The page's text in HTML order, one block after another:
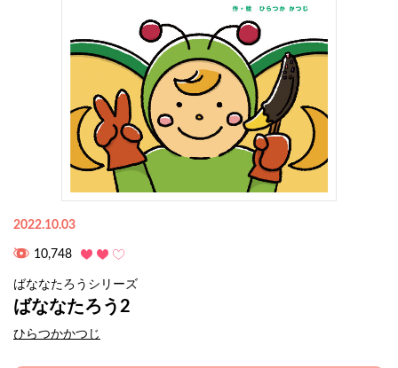
2022.10.03
10,748
ばななたろうシリーズ
ばななたろう2
ひらつかかつじ